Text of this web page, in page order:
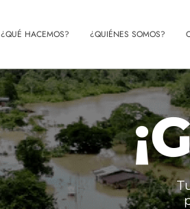
¿QUÉ HACEMOS? ¿QUIÉNES SOMOS?